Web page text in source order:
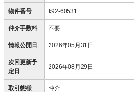
物件番号 k92-60531
仲介手数料 不要
情報公開日 2026年05月31日
次回更新予
定日
2026年08月29日
取引態様 仲介